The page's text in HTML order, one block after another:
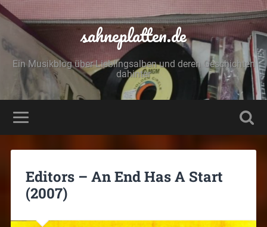
sahneplatten.de
Ein Musikblog über Lieblingsalben und deren Geschichten
dahinter
Editors – An End Has A Start
(2007)